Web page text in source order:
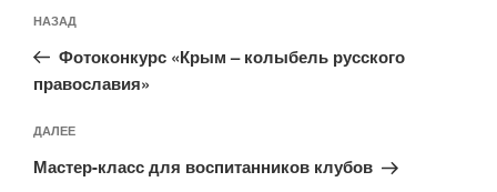
по
записям
Предыдущая
запись:
НАЗАД
Фотоконкурс «Крым – колыбель русского
православия»
Следующая
запись
ДАЛЕЕ
Мастер-класс для воспитанников клубов